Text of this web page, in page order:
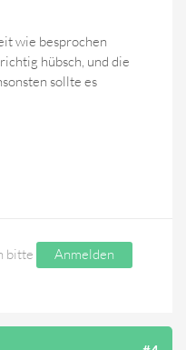
wie besprochen
hübsch, und die
sollte es
bitte
Anmelden